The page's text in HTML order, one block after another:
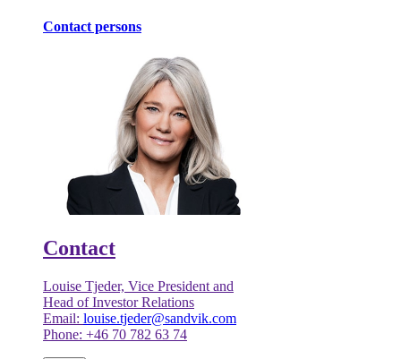
Contact persons
Contact
Louise Tjeder, Vice President and
Head of Investor Relations
Email: louise.tjeder@sandvik.com
Phone: +46 70 782 63 74